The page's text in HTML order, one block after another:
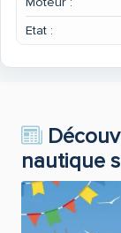
Etat :
nautique